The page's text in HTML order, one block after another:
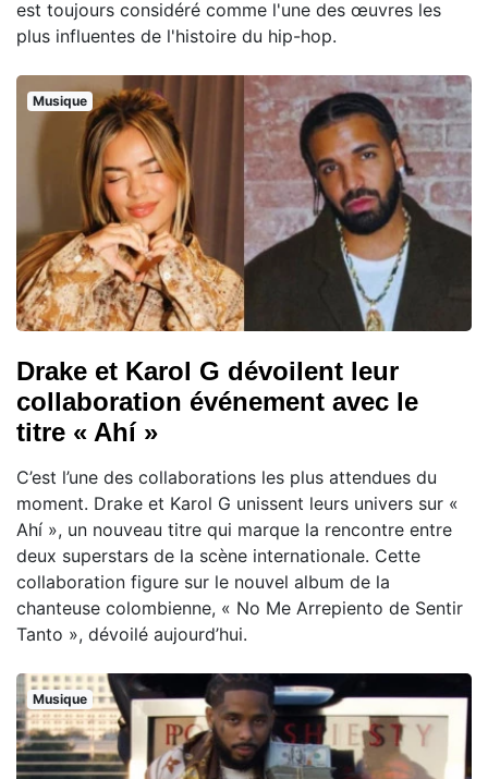
est toujours considéré comme l'une des œuvres les
plus influentes de l'histoire du hip-hop.
Musique
Drake et Karol G dévoilent leur
collaboration événement avec le
titre « Ahí »
C’est l’une des collaborations les plus attendues du
moment. Drake et Karol G unissent leurs univers sur «
Ahí », un nouveau titre qui marque la rencontre entre
deux superstars de la scène internationale. Cette
collaboration figure sur le nouvel album de la
chanteuse colombienne, « No Me Arrepiento de Sentir
Tanto », dévoilé aujourd’hui.
Musique